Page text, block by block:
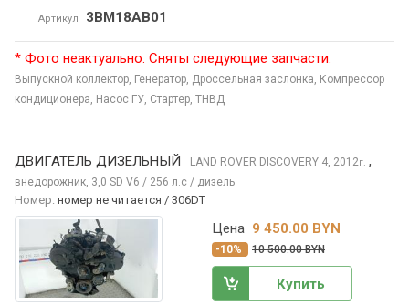
Артикул 3BM18AB01
* Фото неактуально. Сняты следующие запчасти:
Выпускной коллектор, Генератор, Дроссельная заслонка, Компрессор
кондиционера, Насос ГУ, Стартер, ТНВД
ДВИГАТЕЛЬ ДИЗЕЛЬНЫЙ LAND ROVER DISCOVERY 4, 2012г. ,
внедорожник, 3,0 SD V6 / 256 л.с / дизель
Номер: номер не читается / 306DT
Цена 9 450.00 BYN
-10% 10 500.00 BYN
Купить